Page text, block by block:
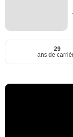
29
ans de